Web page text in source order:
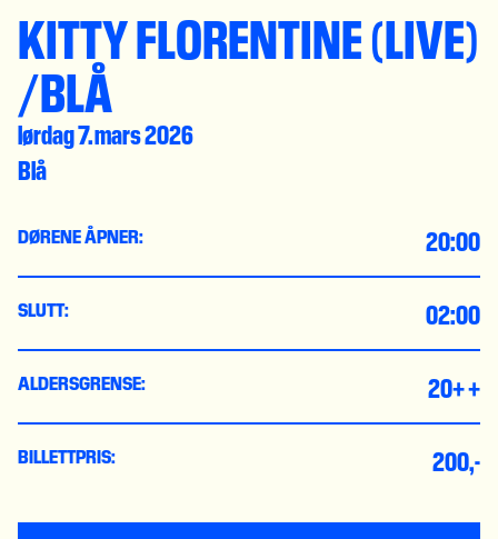
KITTY FLORENTINE (LIVE)
/BLÅ
lørdag 7. mars 2026
Blå
DØRENE ÅPNER: 20:00
SLUTT: 02:00
ALDERSGRENSE: 20+ +
BILLETTPRIS: 200,-